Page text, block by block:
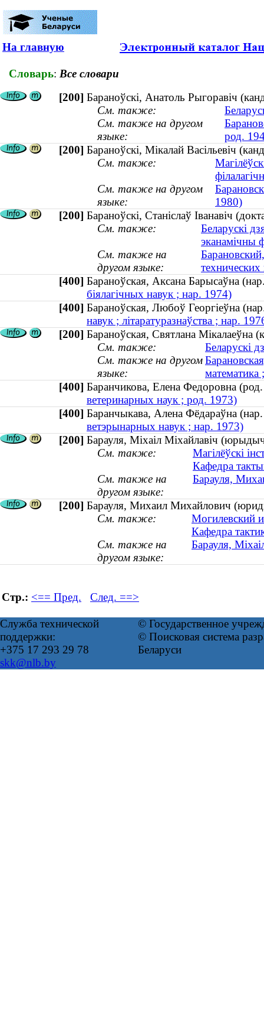
На главную
Словарь: Все словари
[200] Бараноўскі, Анатоль Рыгоравіч
См. также:
См. также на другом
языке:
род.
[200] Бараноўскі, Мікалай Васільевіч
См. также:
См. также на другом
языке:
1980)
[200] Бараноўскі, Станіслаў Іванавіч
См. также:
Беларускі
эканамічны
См. также на
другом языке:
[400] Бараноўская, Аксана Барысаўна
біялагічных навук ; нар. 1974)
[400] Бараноўская, Любоў Георгіеўна
навук ; літаратуразнаўства ; нар.
[200] Бараноўская, Святлана Мiкалаеўна
См. также:
Беларускі
См. также на другом
языке:
[400] Баранчикова, Елена Федоровна
ветеринарных наук ; род. 1973)
[400] Баранчыкава, Алена Фёдараўна
ветэрынарных навук ; нар. 1973)
[200] Барауля, Міхаіл Міхайлавіч
См. также:
Магілёўскі
Кафедра
См. также на
другом языке:
Барауля,
[200] Барауля, Михаил Михайлович
См. также:
Могилевский
Кафедра
См. также на
другом языке:
Барауля,
Стр.: <== Пред. След. ==>
Служба технической
поддержки:
+375 17 293 29 78
skk@nlb.by
© Государственное
© Поисковая система
Беларуси